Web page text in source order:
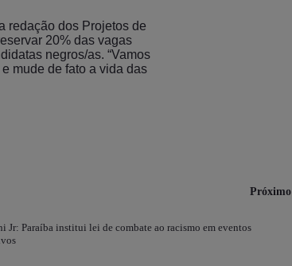
redação dos Projetos de
20% das vagas
negros/as. “Vamos
mude de fato a vida das
Próximo
Jr: Paraíba institui lei de combate ao racismo em eventos